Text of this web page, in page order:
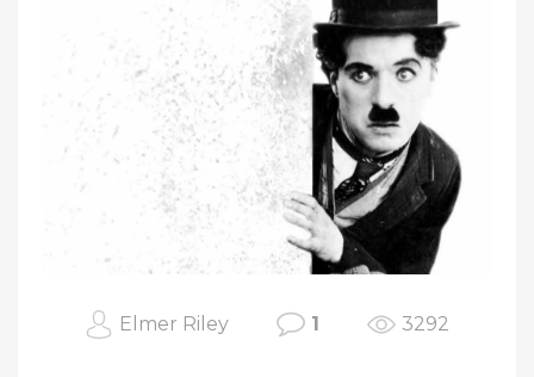
Elmer Riley 1 3292